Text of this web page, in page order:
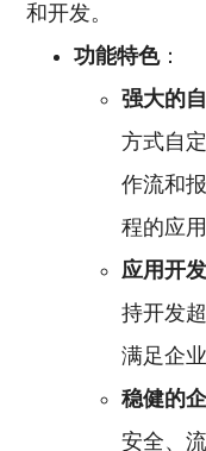
和开发。
功能特色：
强大的
方式自
作流和
程的应用
应用开
持开发
满足企
稳健的
安全、